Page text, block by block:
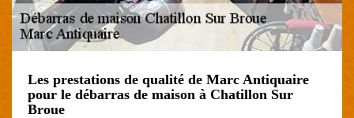
Les prestations de qualité de Marc Antiquaire
pour le débarras de maison à Chatillon Sur
Broue